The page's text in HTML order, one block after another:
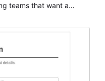
teams that want a
form is suitable for
business
It helps
organizers can
steps, and maintain